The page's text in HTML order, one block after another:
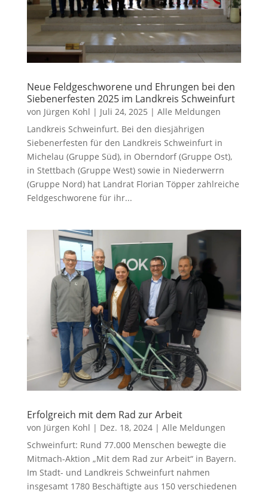
Neue Feldgeschworene und Ehrungen bei den
Siebenerfesten 2025 im Landkreis Schweinfurt
von Jürgen Kohl | Juli 24, 2025 | Alle Meldungen
Landkreis Schweinfurt. Bei den diesjährigen
Siebenerfesten für den Landkreis Schweinfurt in
Michelau (Gruppe Süd), in Oberndorf (Gruppe Ost),
in Stettbach (Gruppe West) sowie in Niederwerrn
(Gruppe Nord) hat Landrat Florian Töpper zahlreiche
Feldgeschworene für ihr...
Erfolgreich mit dem Rad zur Arbeit
von Jürgen Kohl | Dez. 18, 2024| Alle Meldungen
Schweinfurt: Rund 77.000 Menschen bewegte die
Mitmach-Aktion „Mit dem Rad zur Arbeit“ in Bayern.
Im Stadt- und Landkreis Schweinfurt nahmen
insgesamt 1780 Beschäftigte aus 150 verschiedenen